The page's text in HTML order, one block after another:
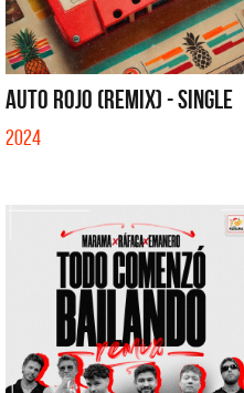
AUTO ROJO (REMIX) - SINGLE
2024